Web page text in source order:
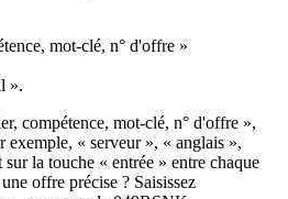
mot-clé, n° d'offre »
».
compétence, mot-clé, n° d'offre »,
exemple, « serveur », « anglais »,
sur la touche « entrée » entre chaque
offre précise ? Saisissez